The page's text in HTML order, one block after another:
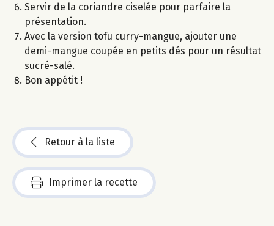
Servir de la coriandre ciselée pour parfaire la
présentation.
Avec la version tofu curry-mangue, ajouter une
demi-mangue coupée en petits dés pour un résultat
sucré-salé.
Bon appétit !
Retour à la liste
Imprimer la recette